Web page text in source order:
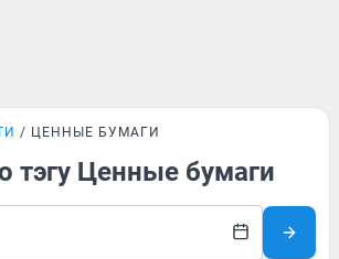
ЦЕННЫЕ БУМАГИ
тэгу Ценные бумаги